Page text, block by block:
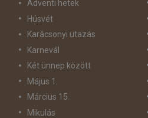
Adventi hetek
Húsvét
Karácsonyi utazás
Karnevál
Két ünnep között
Május 1.
Március 15.
Mikulás